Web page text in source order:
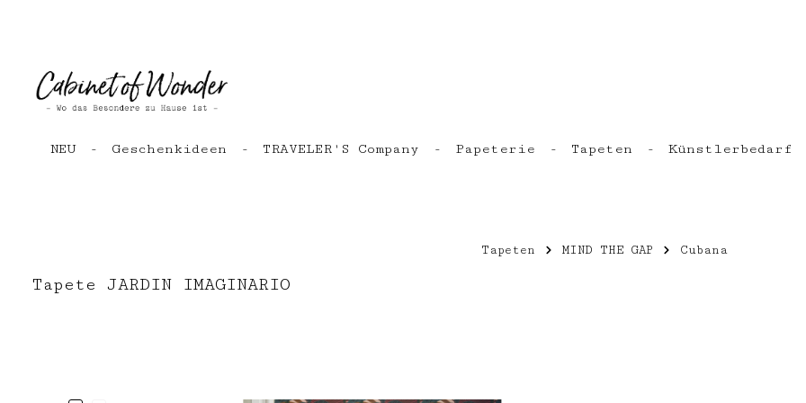
NEU Geschenkideen TRAVELER'S Company Papeterie Tapeten Künstlerbedarf
Tapeten MIND THE GAP Cubana
Tapete JARDIN IMAGINARIO